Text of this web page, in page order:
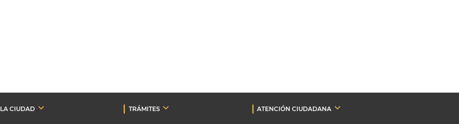
LA CIUDAD TRÁMITES
ATENCIÓN CIUDADANA